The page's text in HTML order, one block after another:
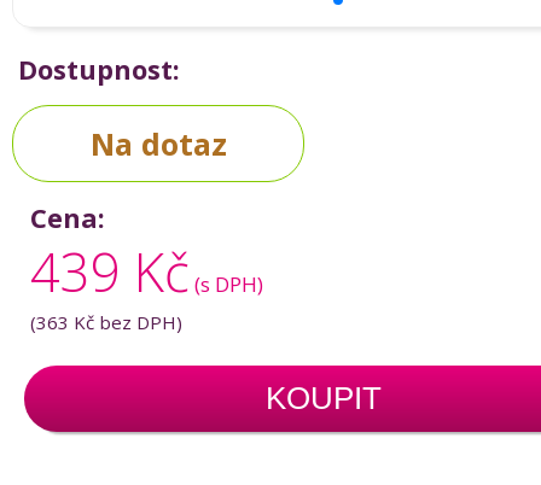
Dostupnost:
Na dotaz
Cena:
439 Kč (s DPH)
(363 Kč bez DPH)
KOUPIT